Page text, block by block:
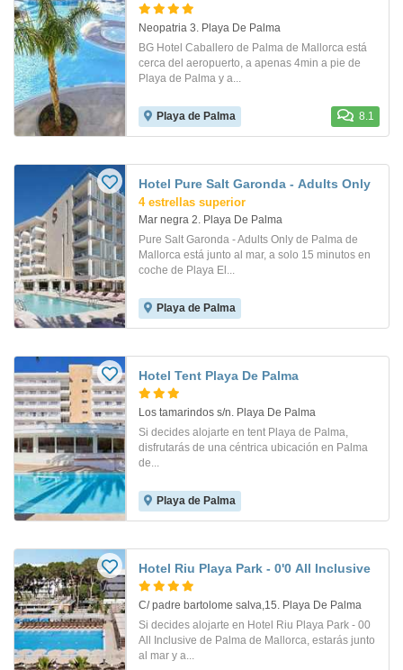
Neopatria 3. Playa De Palma
BG Hotel Caballero de Palma de Mallorca está
cerca del aeropuerto, a apenas 4min a pie de
Playa de Palma y a...
Playa de Palma 8.1
Hotel Pure Salt Garonda - Adults Only
4 estrellas superior
Mar negra 2. Playa De Palma
Pure Salt Garonda - Adults Only de Palma de
Mallorca está junto al mar, a solo 15 minutos en
coche de Playa El...
Playa de Palma
Hotel Tent Playa De Palma
Los tamarindos s/n. Playa De Palma
Si decides alojarte en tent Playa de Palma,
disfrutarás de una céntrica ubicación en Palma
de...
Playa de Palma
Hotel Riu Playa Park - 0'0 All Inclusive
C/ padre bartolome salva,15. Playa De Palma
Si decides alojarte en Hotel Riu Playa Park - 00
All Inclusive de Palma de Mallorca, estarás junto
al mar y a...